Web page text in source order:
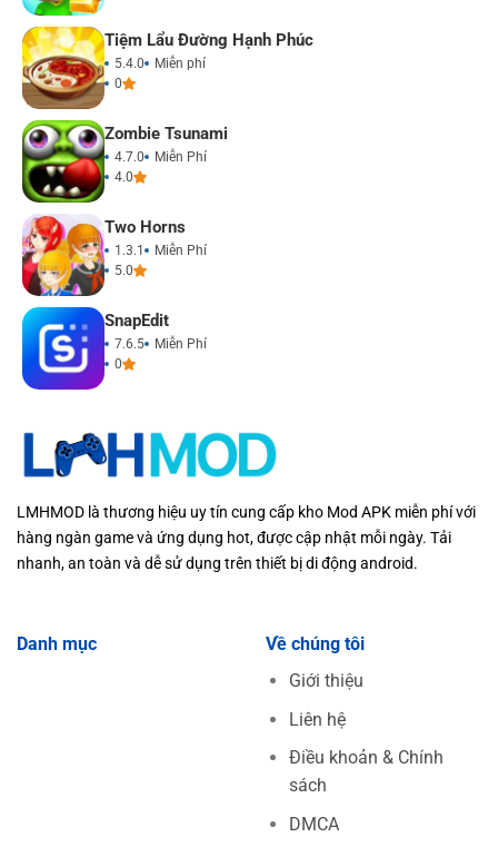
Tiệm Lẩu Đường Hạnh Phúc
5.4.0
Miễn phí
0
Zombie Tsunami
4.7.0
Miễn Phí
4.0
Two Horns
1.3.1
Miễn Phí
5.0
SnapEdit
7.6.5
Miễn Phí
0
LMHMOD là thương hiệu uy tín cung cấp kho Mod APK miễn phí với
hàng ngàn game và ứng dụng hot, được cập nhật mỗi ngày. Tải
nhanh, an toàn và dễ sử dụng trên thiết bị di động android.
Danh mục
Về chúng tôi
Giới thiệu
Liên hệ
Điều khoản & Chính
sách
DMCA